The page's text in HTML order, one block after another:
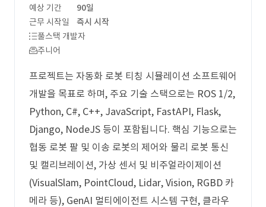
예상 기간
90일
근무 시작일
즉시 시작
풀스택 개발자
주니어
프로젝트는 자동화 로봇 티칭 시뮬레이션 소프트웨어
개발을 목표로 하며, 주요 기술 스택으로는 ROS 1/2,
Python, C#, C++, JavaScript, FastAPI, Flask,
Django, NodeJS 등이 포함됩니다. 핵심 기능으로는
협동 로봇 팔 및 이송 로봇의 제어와 물리 로봇 통신
및 캘리브레이션, 가상 센서 및 비주얼라이제이션
(VisualSlam, PointCloud, Lidar, Vision, RGBD 카
메라 등), GenAI 멀티에이전트 시스템 구현, 클라우